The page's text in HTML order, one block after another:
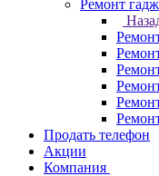
Ремонт
Продать телефон
Акции
Компания